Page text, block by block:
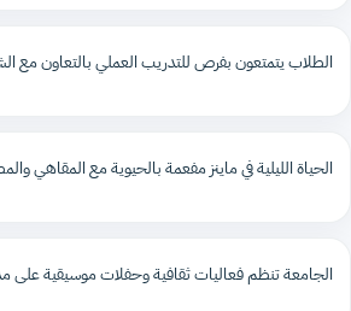
الطلاب يتمتعون بفرص للتدريب العملي بالتعاون مع
الحياة الليلية في ماينز مفعمة بالحيوية مع المقاهي
الجامعة تنظم فعاليات ثقافية وحفلات موسيقية على